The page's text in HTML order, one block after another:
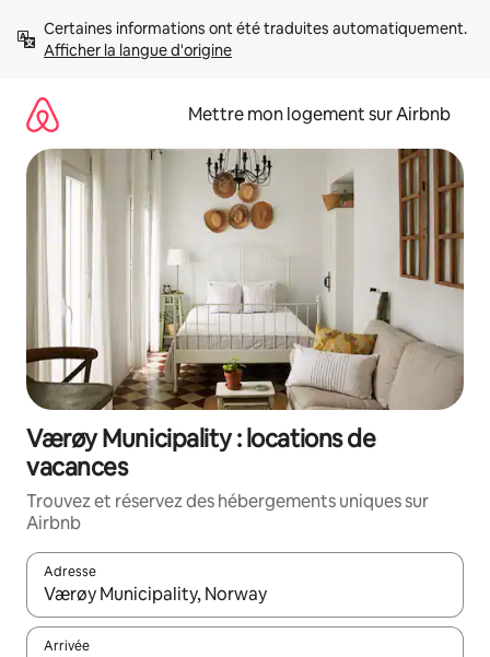
directement
Afficher la langue d'origine
Mettre mon logement sur Airbnb
Værøy Municipality : locations de
vacances
Trouvez et réservez des hébergements uniques sur
Airbnb
Adresse
Lorsque les résultats s'affichent, utilisez les flèches vers le
Arrivée